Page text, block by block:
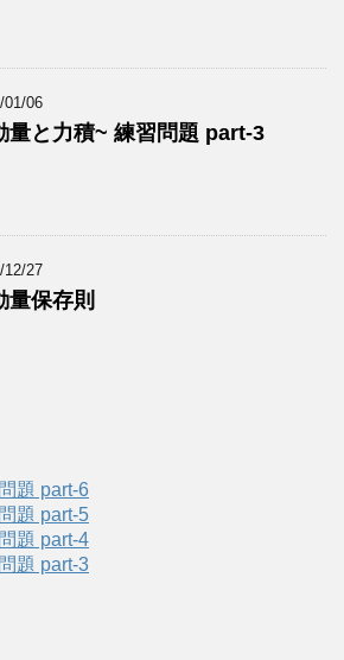
01/06
量と力積~ 練習問題 part-3
12/27
量保存則
題 part-6
題 part-5
題 part-4
題 part-3